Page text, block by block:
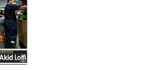
de
exposants